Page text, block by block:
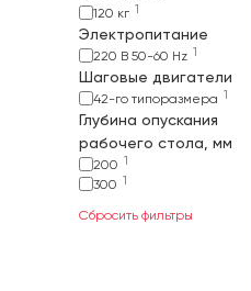
120 кг 1
Электропитание
220 В 50-60 Hz 1
Шаговые двигатели
42-го типоразмера 1
Глубина опускания
рабочего стола, мм
200 1
300 1
Сбросить фильтры